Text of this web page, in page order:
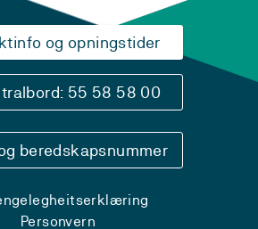
og opningstider
55 58 58 00
beredskapsnummer
Personvern